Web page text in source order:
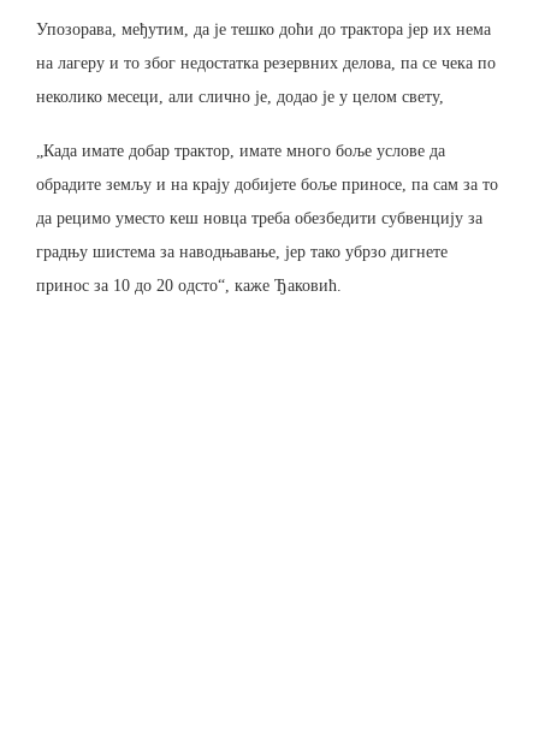
Упозорава, међутим, да је тешко доћи до трактора јер их нема
на лагеру и то због недостатка резервних делова, па се чека по
неколико месеци, али слично је, додао је у целом свету,
„Када имате добар трактор, имате много боље услове да
обрадите земљу и на крају добијете боље приносе, па сам за то
да рецимо уместо кеш новца треба обезбедити субвенцију за
градњу шистема за наводњавање, јер тако убрзо дигнете
принос за 10 до 20 одсто“, каже Ђаковић.